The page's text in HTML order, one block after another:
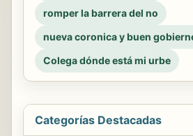
romper la barrera del no
nueva coronica y buen
Colega dónde está mi urbe
Categorías Destacadas